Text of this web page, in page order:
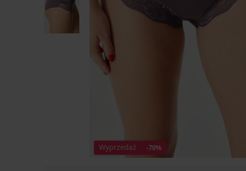
Wyprzedaż -70%